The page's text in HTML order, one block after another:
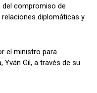
del compromiso de
diplomáticas y
el ministro para
Yván Gil, a través de su